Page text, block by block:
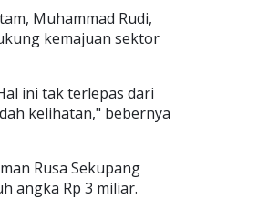
Muhammad Rudi,
kemajuan sektor
ini tak terlepas dari
kelihatan," bebernya
Rusa Sekupang
angka Rp 3 miliar.